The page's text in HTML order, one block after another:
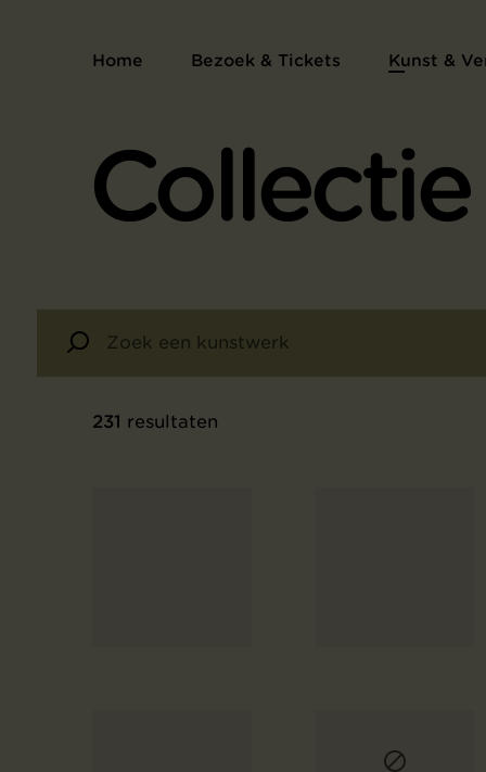
Home Bezoek & Tickets Kunst &
Collectie
231 resultaten